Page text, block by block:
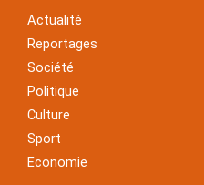
o
o
k
Actualité
Reportages
Société
Politique
Culture
Sport
Economie